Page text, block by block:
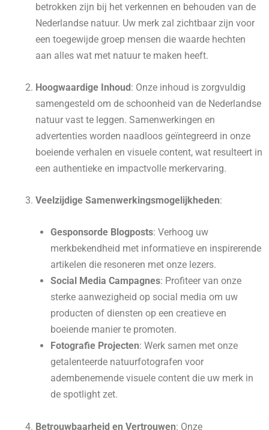
betrokken zijn bij het verkennen en behouden van de
Nederlandse natuur. Uw merk zal zichtbaar zijn voor
een toegewijde groep mensen die waarde hechten
aan alles wat met natuur te maken heeft.
Hoogwaardige Inhoud: Onze inhoud is zorgvuldig
samengesteld om de schoonheid van de Nederlandse
natuur vast te leggen. Samenwerkingen en
advertenties worden naadloos geïntegreerd in onze
boeiende verhalen en visuele content, wat resulteert in
een authentieke en impactvolle merkervaring.
Veelzijdige Samenwerkingsmogelijkheden:
Gesponsorde Blogposts: Verhoog uw
merkbekendheid met informatieve en inspirerende
artikelen die resoneren met onze lezers.
Social Media Campagnes: Profiteer van onze
sterke aanwezigheid op social media om uw
producten of diensten op een creatieve en
boeiende manier te promoten.
Fotografie Projecten: Werk samen met onze
getalenteerde natuurfotografen voor
adembenemende visuele content die uw merk in
de spotlight zet.
Betrouwbaarheid en Vertrouwen: Onze